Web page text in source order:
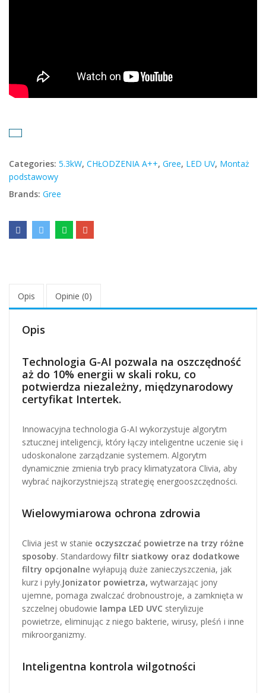
Categories: 5.3kW, CHŁODZENIA A++, Gree, LED UV, Montaż
podstawowy
Brands: Gree
Opis Opinie (0)
Opis
Technologia G-AI pozwala na oszczędność
aż do 10% energii w skali roku, co
potwierdza niezależny, międzynarodowy
certyfikat Intertek.
Innowacyjna technologia G-AI wykorzystuje algorytm
sztucznej inteligencji, który łączy inteligentne uczenie się i
udoskonalone zarządzanie systemem. Algorytm
dynamicznie zmienia tryb pracy klimatyzatora Clivia, aby
wybrać najkorzystniejszą strategię energooszczędności.
Wielowymiarowa ochrona zdrowia
Clivia jest w stanie oczyszczać powietrze na trzy różne
sposoby. Standardowy filtr siatkowy oraz dodatkowe
filtry opcjonalne wyłapują duże zanieczyszczenia, jak
kurz i pyły.Jonizator powietrza, wytwarzając jony
ujemne, pomaga zwalczać drobnoustroje, a zamknięta w
szczelnej obudowie lampa LED UVC sterylizuje
powietrze, eliminując z niego bakterie, wirusy, pleśń i inne
mikroorganizmy.
Inteligentna kontrola wilgotności